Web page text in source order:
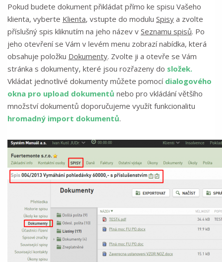
Pokud budete dokument přikládat přímo ke spisu Vašeho
klienta, vyberte Klienta, vstupte do modulu Spisy a zvolte
příslušný spis kliknutím na jeho název v Seznamu spisů. Po
jeho otevření se Vám v levém menu zobrazí nabídka, která
obsahuje položku Dokumenty. Zvolte ji a otevře se Vám
stránka s dokumenty, které jsou rozřazeny do složek.
Vkládat jednotlivé dokumenty můžete pomocí dialogového
okna pro upload dokumentů nebo pro vkládání většího
množství dokumentů doporučujeme využít funkcionalitu
hromadný import dokumentů.